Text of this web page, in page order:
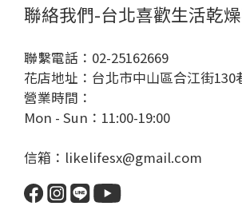
聯絡我們-台北喜歡生活乾
聯繫電話：02-25162669
花店地址：台北市中山區合江街130
營業時間：
Mon - Sun：11:00-19:00
信箱：likelifesx@gmail.com